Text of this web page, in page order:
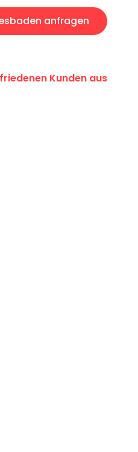
anfragen
Kunden aus